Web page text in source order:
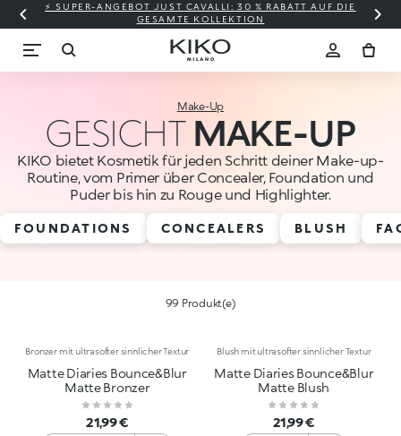
⚡ SUPER-ANGEBOT JUST CAVALLI: 30 % RABATT AUF DIE
GESAMTE KOLLEKTION
Make-Up
GESICHT MAKE-UP
KIKO bietet Kosmetik für jeden Schritt deiner Make-up-
Routine, vom Primer über Concealer, Foundation und
Puder bis hin zu Rouge und Highlighter.
FOUNDATIONS CONCEALERS BLUSH
99 Produkt(e)
Bronzer mit ultrasofter sinnlicher Textur
Matte Diaries Bounce&Blur
Matte Bronzer
21,99 €
Blush mit ultrasofter sinnlicher Textur
Matte Diaries Bounce&Blur
Matte Blush
21,99 €